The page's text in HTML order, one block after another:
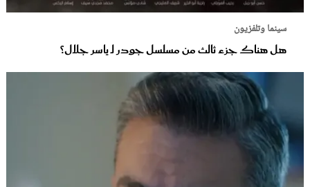
سينما وتلفزيون
هل هناك جزء ثالث من مسلسل جودر لـ ياسر جلال؟